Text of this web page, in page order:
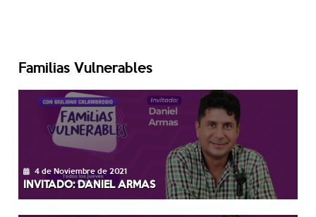
Familias Vulnerables
4 de Noviembre de 2021
INVITADO: DANIEL ARMAS